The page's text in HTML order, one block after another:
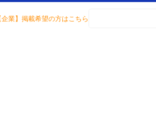
企業】掲載希望の方はこちら